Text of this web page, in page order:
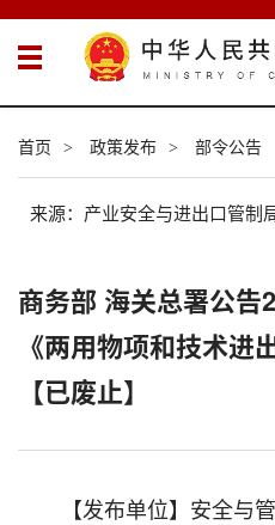
首页 > 政策发布 > 部令公告
来源：产业安全与进出口管制
商务部 海关总署公告
《两用物项和技术进
【已废止】
【发布单位】安全与